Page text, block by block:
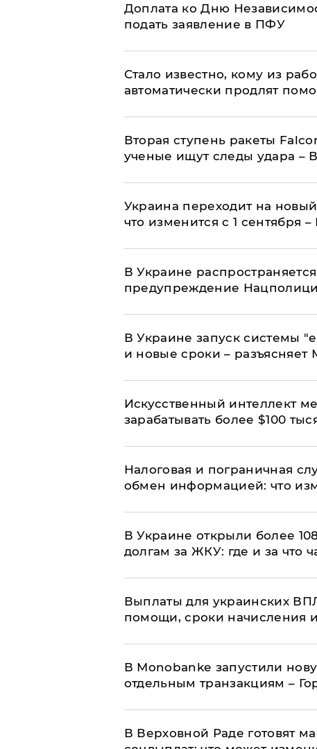
Доплата ко Дню
подать заявление в ПФУ
Стало известно, кому из
автоматически продлят
Вторая ступень ракеты
ученые ищут следы удара –
Украина переходит на
что изменится с 1 сентября
В Украине
предупреждение
В Украине запуск системы
и новые сроки –
Искусственный интеллект
зарабатывать более $100
Налоговая и пограничная
обмен информацией: что
В Украине открыли более
долгам за ЖКУ: где и за что
Выплаты для украинских
помощи, сроки начисления
В Мonobankе запустили
отдельным транзакциям –
В Верховной Раде готовят